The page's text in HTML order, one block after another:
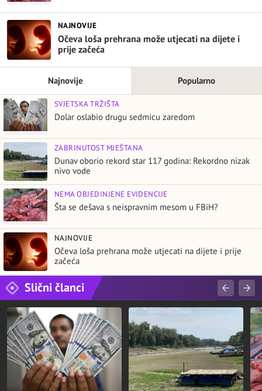
NAJNOVIJE
Očeva loša prehrana može utjecati na dijete i
prije začeća
Najnovije Popularno
SVJETSKA TRŽIŠTA
Dolar oslabio drugu sedmicu zaredom
ZABRINUTOST MJEŠTANA
Dunav oborio rekord star 117 godina: Rekordno nizak
nivo vode
NEMA OBJEDINJENE EVIDENCIJE
Šta se dešava s neispravnim mesom u FBiH?
NAJNOVIJE
Očeva loša prehrana može utjecati na dijete i prije
začeća
Slični članci